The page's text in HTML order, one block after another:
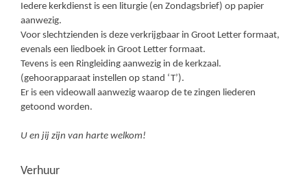
Iedere kerkdienst is een liturgie (en Zondagsbrief) op papier
aanwezig.
Voor slechtzienden is deze verkrijgbaar in Groot Letter formaat,
evenals een liedboek in Groot Letter formaat.
Tevens is een Ringleiding aanwezig in de kerkzaal.
(gehoorapparaat instellen op stand ‘T’).
Er is een videowall aanwezig waarop de te zingen liederen
getoond worden.
U en jij zijn van harte welkom!
Verhuur